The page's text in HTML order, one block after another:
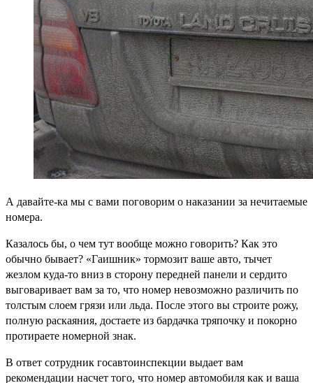
А давайте-ка мы с вами поговорим о наказании за нечитаемые
номера.
Казалось бы, о чем тут вообще можно говорить? Как это
обычно бывает? «Гаишник» тормозит ваше авто, тычет
жезлом куда-то вниз в сторону передней панели и сердито
выговаривает вам за то, что номер невозможно различить по
толстым слоем грязи или льда. После этого вы строите рожу,
полную раскаяния, достаете из бардачка тряпочку и покорно
протираете номерной знак.
В ответ сотрудник госавтоинспекции выдает вам
рекомендации насчет того, что номер автомобиля как и ваша